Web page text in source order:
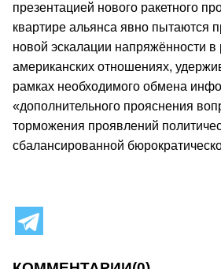
презентацией нового ракетного
квартире альянса явно пытаются
новой эскалации напряжённости в
американских отношениях,
рамках необходимого обмена
«дополнительного прояснения
торможения проявлений
сбалансированной